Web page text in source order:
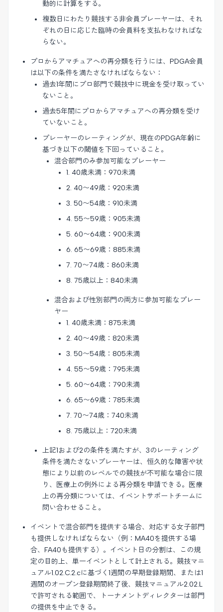
動的に計算をする。
複数日にわたり競技する非会員プレーヤーは、それ
ぞれの日に応じた臨時の会員料を支払わなければな
らない。
プロからアマチュアへの再分類を行うには、PDGA会員
は以下の条件を満たさなければならない：
過去1年間にプロ部門で競技中に現金を受け取ってい
ないこと。
過去5年間にプロからアマチュアへの再分類を受け
ていないこと。
プレーヤーのレーティングが、現在のPDGA年齢に
基づき以下の閾値を下回っていること。
混合部門のみ参加可能なプレーヤー
1. 40歳未満：970未満
2. 40〜49歳：920未満
3. 50〜54歳：910未満
4. 55〜59歳：905未満
5. 60〜64歳：900未満
6. 65〜69歳：885未満
7. 70〜74歳：860未満
8. 75歳以上：840未満
混合および性別部門の両方に参加可能なプレー
ヤー
1. 40歳未満：875未満
2. 40〜49歳：820未満
3. 50〜54歳：805未満
4. 55〜59歳：795未満
5. 60〜64歳：790未満
6. 65〜69歳：785未満
7. 70〜74歳：740未満
8. 75歳以上：720未満
上記1および2の条件を満たすが、3のレーティング
条件を満たさないプレーヤーは、恒久的な障害や状
態により以前のレベルでの競技が不可能な場合に限
り、医療上の例外による再分類を申請できる。医療
上の再分類については、イベントサポートチームに
問い合わせること。
イベントで混合部門を提供する場合、対応する女子部門
も提供しなければならない（例：MA40を提供する場
合、FA40も提供する）。イベント日の分割は、この規
定の目的上、単一イベントとして計上される。競技マニ
ュアル1.02.C.2.cに基づく1週間の早期登録期間、または1
週間のオープン登録期間終了後、競技マニュアル2.02.L
で許可される範囲で、トーナメントディレクターは部門
の提供を中止できる。